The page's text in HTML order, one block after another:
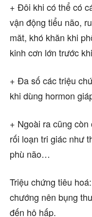
+ Đôi khi có thể có
vận động tiểu não,
măt, khó khăn khi
kinh cơn lớn trước
+ Đa số các triệu
khi dùng hormon
+ Ngoài ra cũng
rối loạn tri giác như
phù não…
Triệu chứng tiêu
chướng nên bụng
đến hô hấp.